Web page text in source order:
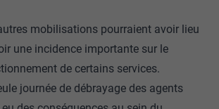
mobilisations pourraient avoir lieu
une incidence importante sur le
de certains services.
journée de débrayage des agents